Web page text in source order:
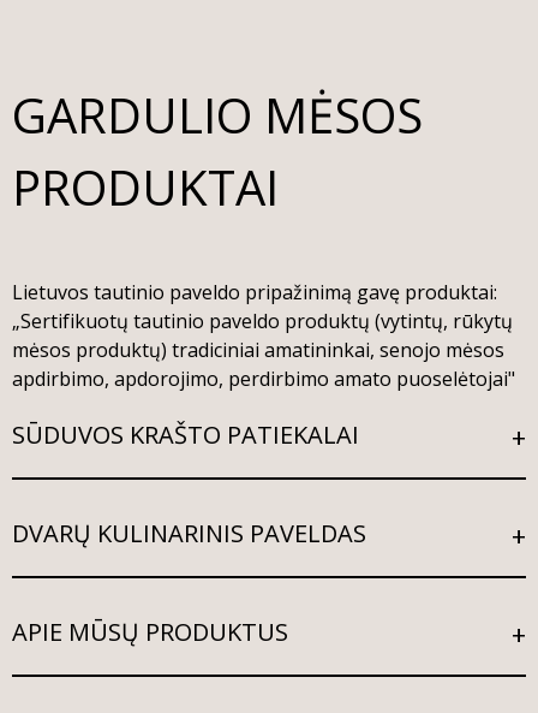
GARDULIO MĖSOS
PRODUKTAI
Lietuvos tautinio paveldo pripažinimą gavę produktai:
„Sertifikuotų tautinio paveldo produktų (vytintų, rūkytų
mėsos produktų) tradiciniai amatininkai, senojo mėsos
apdirbimo, apdorojimo, perdirbimo amato puoselėtojai"
SŪDUVOS KRAŠTO PATIEKALAI
DVARŲ KULINARINIS PAVELDAS
APIE MŪSŲ PRODUKTUS